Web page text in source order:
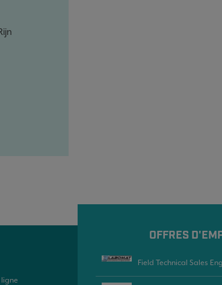
OFFRES
Field Technical Sales